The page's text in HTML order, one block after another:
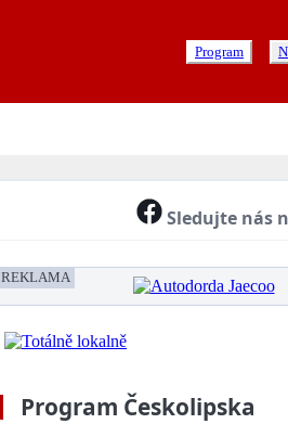
Program
Sledujte nás
REKLAMA
Program Českolipska